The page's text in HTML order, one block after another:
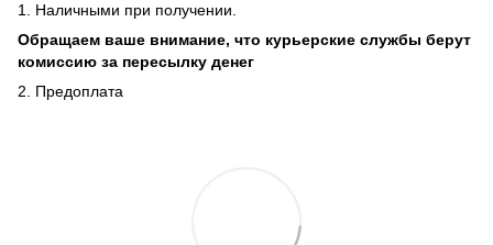
1. Наличными при получении.
Обращаем ваше внимание, что курьерские службы берут
комиссию за пересылку денег
2. Предоплата